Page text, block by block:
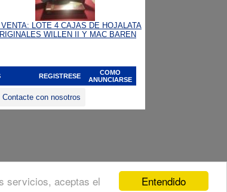
Entendido
servicios, aceptas el
VENTA: LOTE 4 CAJAS DE HOJALATA
WILLEN II Y MAC BAREN
REGISTRESE
COMO
ANUNCIARSE
Contacte con nosotros